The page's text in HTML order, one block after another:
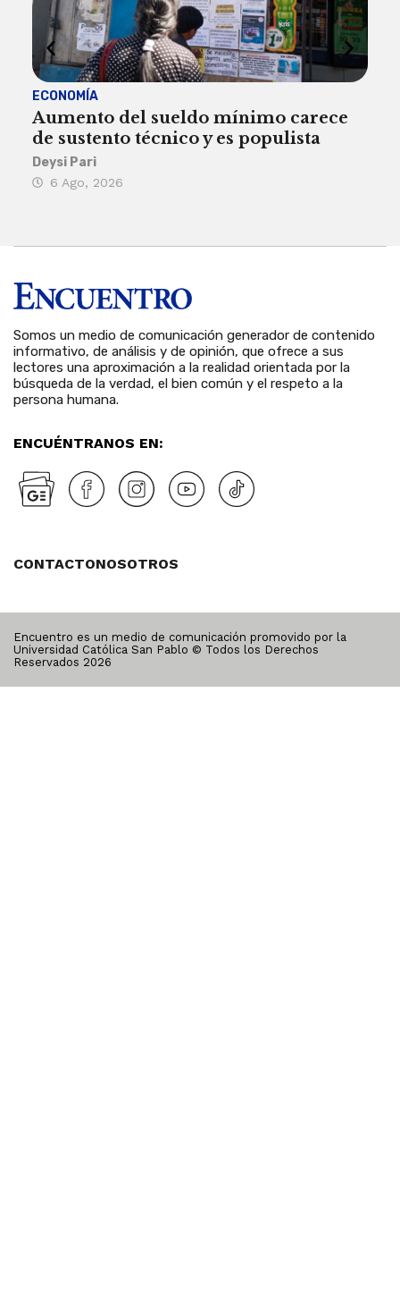
ECONOMÍA
Aumento del sueldo mínimo carece
de sustento técnico y es populista
Deysi Pari
6 Ago, 2026
Somos un medio de comunicación generador de contenido
informativo, de análisis y de opinión, que ofrece a sus
lectores una aproximación a la realidad orientada por la
búsqueda de la verdad, el bien común y el respeto a la
persona humana.
ENCUÉNTRANOS EN:
CONTACTONOSOTROS
Encuentro es un medio de comunicación promovido por la
Universidad Católica San Pablo © Todos los Derechos
Reservados 2026